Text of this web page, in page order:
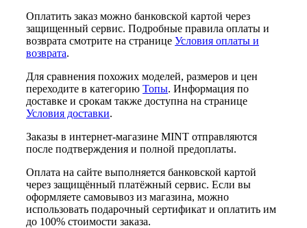
Оплатить заказ можно банковской картой через
защищенный сервис. Подробные правила оплаты и
возврата смотрите на странице Условия оплаты и
возврата.
Для сравнения похожих моделей, размеров и цен
переходите в категорию Топы. Информация по
доставке и срокам также доступна на странице
Условия доставки.
Заказы в интернет-магазине MINT отправляются
после подтверждения и полной предоплаты.
Оплата на сайте выполняется банковской картой
через защищённый платёжный сервис. Если вы
оформляете самовывоз из магазина, можно
использовать подарочный сертификат и оплатить им
до 100% стоимости заказа.